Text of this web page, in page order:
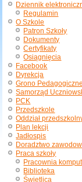
Dziennik
Regulamin
O Szkole
Patron Szkoły
Dokumenty
Certyfikaty
Osiągnięcia
Facebook
Dyrekcja
Grono Pedagogiczne
Samorząd
PCK
Przedszkole
Oddział
Plan lekcji
Jadłospis
Doradztwo
Praca szkoły
Pracownia
Biblioteka
Świetlica